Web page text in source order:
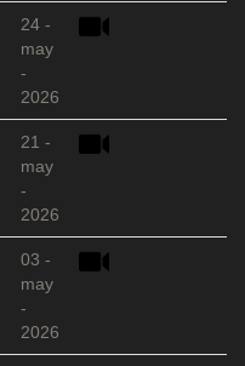
24 -
may
-
2026
21 -
may
-
2026
03 -
may
-
2026